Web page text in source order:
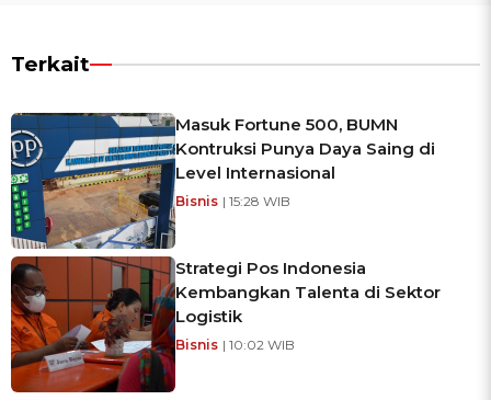
Terkait
Masuk Fortune 500, BUMN
Kontruksi Punya Daya Saing di
Level Internasional
Bisnis | 15:28 WIB
Strategi Pos Indonesia
Kembangkan Talenta di Sektor
Logistik
Bisnis | 10:02 WIB